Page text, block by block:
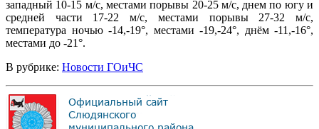
западный 10-15 м/с, местами порывы 20-25 м/с, днем по югу и
средней части 17-22 м/с, местами порывы 27-32 м/с,
температура ночью -14,-19°, местами -19,-24°, днём -11,-16°,
местами до -21°.
В рубрике: Новости ГОиЧС